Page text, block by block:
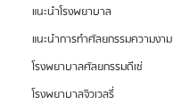
แนะนำโรงพยาบาล
แนะนำการทำศัลยกรรมความงาม
โรงพยาบาลศัลยกรรมดีเซ่
โรงพยาบาลจิวเวลรี่